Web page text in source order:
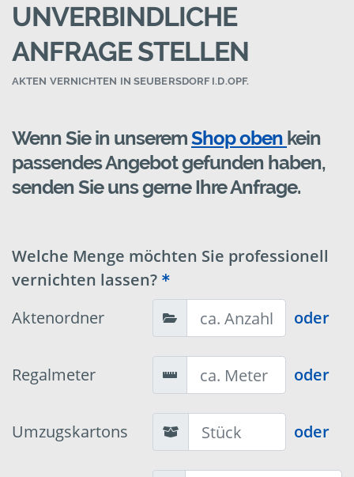
UNVERBINDLICHE
ANFRAGE STELLEN
AKTEN VERNICHTEN IN SEUBERSDORF I.D.OPF.
Wenn Sie in unseremShop oben kein
passendes Angebot gefunden haben,
senden Sie uns gerne Ihre Anfrage.
Welche Menge möchten Sie professionell
vernichten lassen?
Aktenordner
oder
Regalmeter oder
Umzugskartons oder